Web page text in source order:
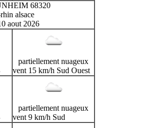
68320
alsace
aout 2026
partiellement nuageux
vent 15 km/h Sud Ouest
partiellement nuageux
vent 9 km/h Sud